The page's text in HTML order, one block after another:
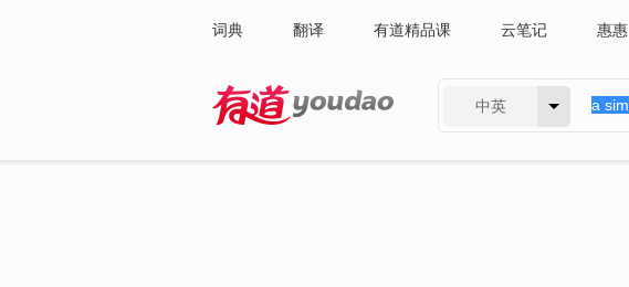
词典 翻译 有道精品课 云笔记 惠惠
中英